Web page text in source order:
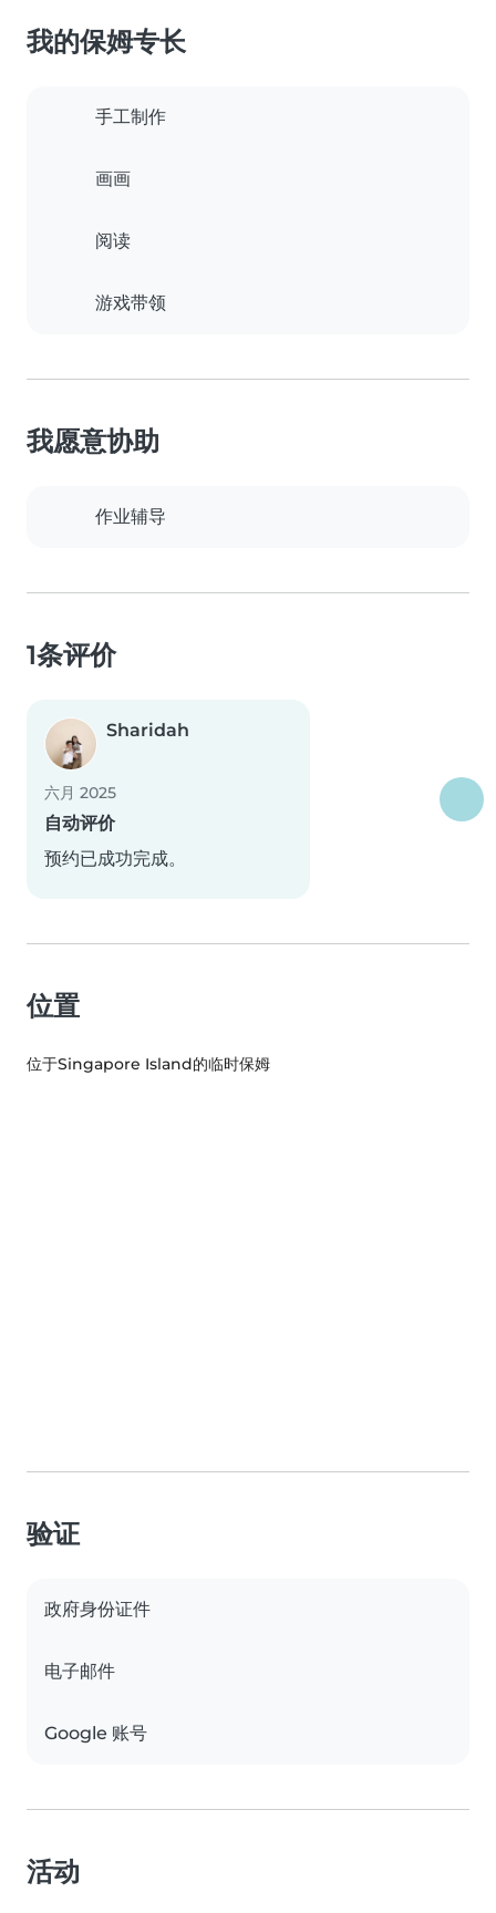
我的保姆专长
手工制作
画画
阅读
游戏带领
我愿意协助
作业辅导
1条评价
Sharidah
六月 2025
自动评价
预约已成功完成。
位置
位于Singapore Island的临时保姆
验证
政府身份证件
电子邮件
Google 账号
活动